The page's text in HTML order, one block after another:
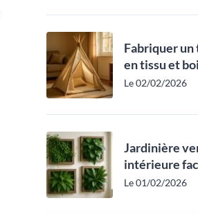
Fabriquer
en tissu et
Le 02/02/2026
Jardinière
intérieure
Le 01/02/2026